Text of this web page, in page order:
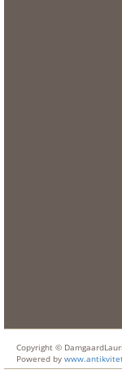
Copyright ©
Powered by